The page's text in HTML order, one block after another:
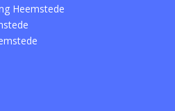
Heemstede